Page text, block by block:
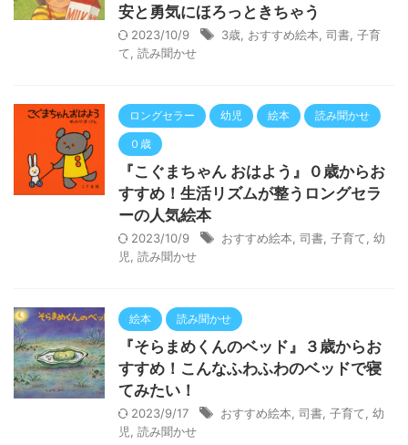
安と勇気にほろっときちゃう
2023/10/9 3歳 おすすめ絵本 司書 子育
て 読み聞かせ
ロングセラー 幼児 絵本 読み聞かせ
０歳
『こぐまちゃん おはよう』０歳からお
すすめ！生活リズムが整うロングセラ
ーの人気絵本
2023/10/9 おすすめ絵本 司書 子育て 幼
児
読み聞かせ
絵本 読み聞かせ
『そらまめくんのベッド』３歳からお
すすめ！こんなふわふわのベッドで寝
てみたい！
2023/9/17 おすすめ絵本 司書 子育て 幼
児
読み聞かせ